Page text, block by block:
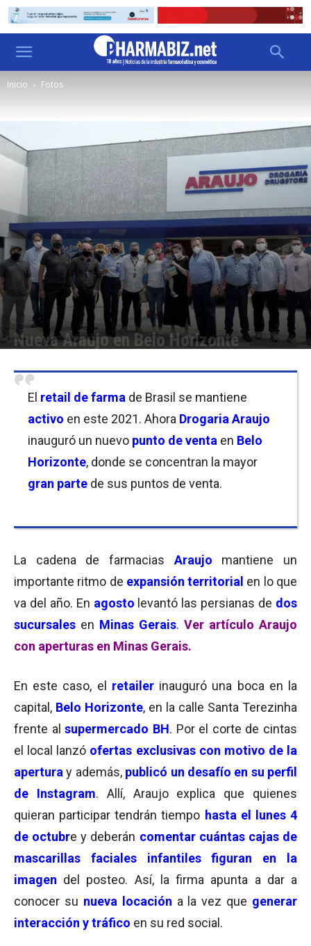
Inicio Fotos
Nueva Araujo en Belo Horizonte
El retail de farma de Brasil se mantiene
activo en este 2021. Ahora Drogaria Araujo
inauguró un nuevo punto de venta en Belo
Horizonte, donde se concentran la mayor
gran parte de sus puntos de venta.
La cadena de farmacias Araujo mantiene un
importante ritmo de expansión territorial en lo que
va del año. En agosto levantó las persianas de dos
sucursales en Minas Gerais. Ver artículo Araujo
con aperturas en Minas Gerais.
En este caso, el retailerinauguró una boca en la
capital, Belo Horizonte, en la calle Santa Terezinha
frente al supermercado BH. Por el corte de cintas
el local lanzó ofertas exclusivas con motivo de la
apertura y además, publicó un desafío en su perfil
de Instagram. Allí, Araujo explica que quienes
quieran participar tendrán tiempo hasta el lunes 4
de octubre y deberán comentar cuántas cajas de
mascarillas faciales infantiles figuran en la
imagen del posteo. Así, la firma apunta a dar a
conocer su nueva locación a la vez que generar
interacción y tráfico en su red social.